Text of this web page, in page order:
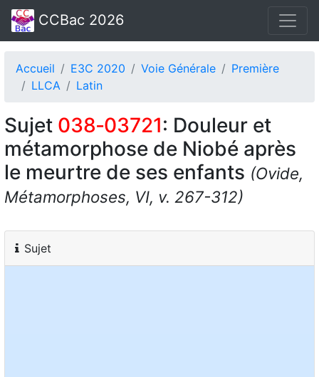
CCBac 2026
Accueil E3C 2020 Voie Générale
Première
LLCA
Latin
Sujet 038‑03721: Douleur et
métamorphose de Niobé après
le meurtre de ses enfants (Ovide,
Métamorphoses, VI, v. 267-312)
Sujet